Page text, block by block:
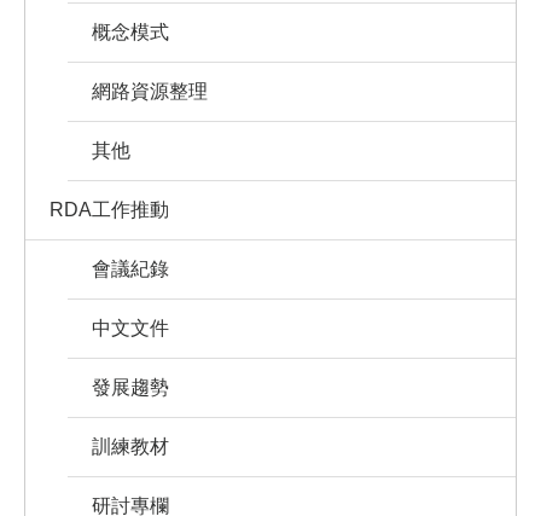
概念模式
網路資源整理
其他
RDA工作推動
會議紀錄
中文文件
發展趨勢
訓練教材
研討專欄